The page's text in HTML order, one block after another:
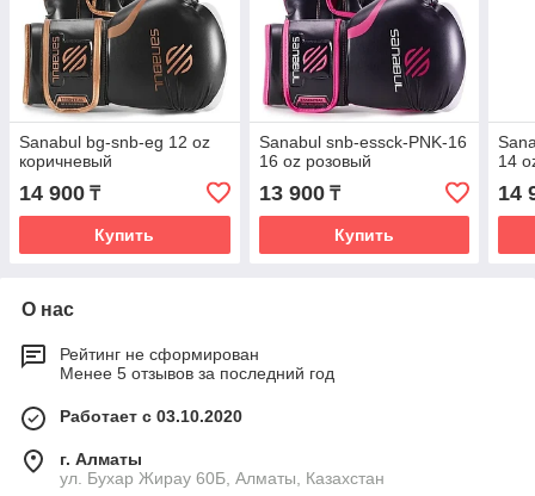
Sanabul bg-snb-eg 12 oz
коричневый
14 900 ₸
Купить
Sanabul snb-essck-PNK-16
16 oz розовый
13 900₸
Купить
14
14
О нас
Рейтинг не сформирован
Менее 5 отзывов за последний год
Работает с 03.10.2020
г. Алматы
ул. Бухар Жирау 60Б, Алматы, Казахстан